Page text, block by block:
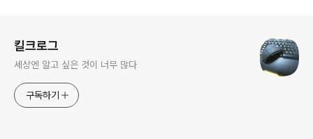
킬크로그
세상엔 알고 싶은 것이 너무 많다
구독하기